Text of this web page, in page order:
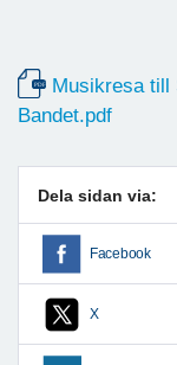
Musikresa till
Bandet.pdf
Dela sidan via:
Facebook
X